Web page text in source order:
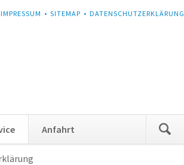
IMPRESSUM SITEMAP DATENSCHUTZERKLÄRUNG
überspringen
Anfahrt